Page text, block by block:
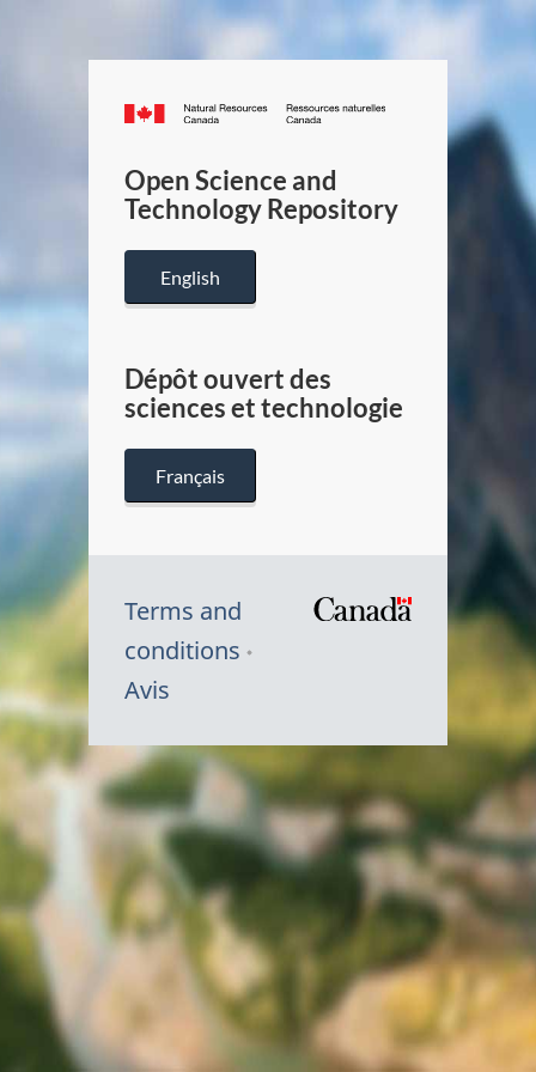
Canada.ca
/
Canada
Open Science and
Technology Repository
English
Dépôt ouvert des
sciences et technologie
Français
Terms and
conditions
Avis
Canada